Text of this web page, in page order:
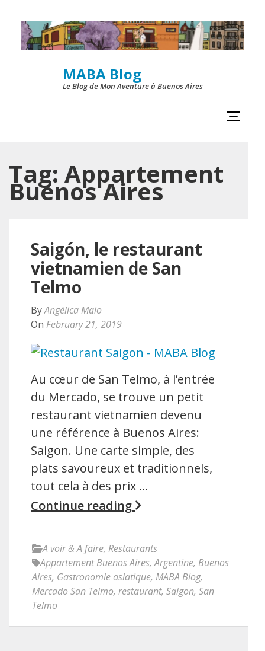
Skip
to
content
MABA Blog
Le Blog de Mon Aventure à Buenos Aires
Tag: Appartement
Buenos Aires
Saigón, le restaurant
vietnamien de San
Telmo
ByAngélica Maio
On February 21, 2019
Au cœur de San Telmo, à l’entrée
du Mercado, se trouve un petit
restaurant vietnamien devenu
une référence à Buenos Aires:
Saigon. Une carte simple, des
plats savoureux et traditionnels,
tout cela à des prix …
Continue reading
A voir & A faire, Restaurants
Appartement Buenos Aires,Argentine, Buenos
Aires, Gastronomie asiatique, MABA Blog,
Mercado San Telmo, restaurant, Saigon, San
Telmo